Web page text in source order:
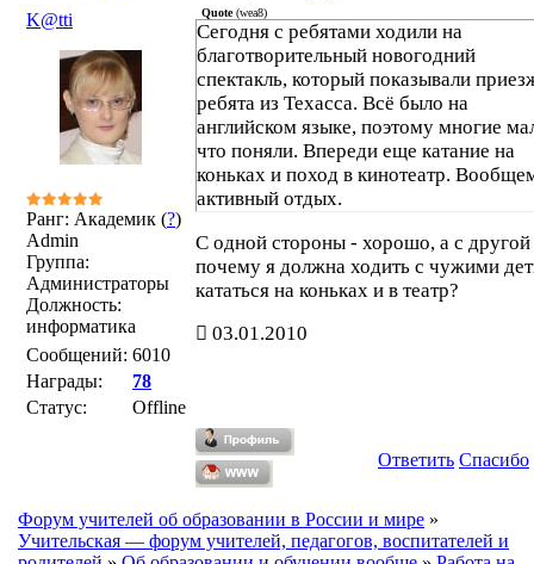
K@tti
Ранг: Академик (?)
Admin
Группа:
Администраторы
Должность:
информатика
Сообщений: 6010
Награды:
78
Статус:
Offline
Quote(wea8)
Сегодня с ребятами ходили на
благотворительный новогодний
спектакль, который показывали
ребята из Техасса. Всё было на
английском языке, поэтому многие
что поняли. Впереди еще катание на
коньках и поход в кинотеатр.
активный отдых.
С одной стороны - хорошо, а с другой
почему я должна ходить с чужими
кататься на коньках и в театр?
03.01.2010
Ответить Спасибо
Форум учителей об образовании в России и мире »
Учительская — форум учителей, педагогов, воспитателей и